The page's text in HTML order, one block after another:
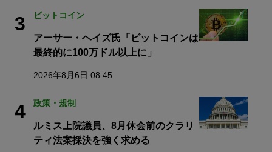
3 ビットコイン
アーサー・ヘイズ氏「ビットコインは
最終的に100万ドル以上に」
2026年8月6日 08:45
4 政策・規制
ルミス上院議員、8月休会前のクラリ
ティ法案採決を強く求める